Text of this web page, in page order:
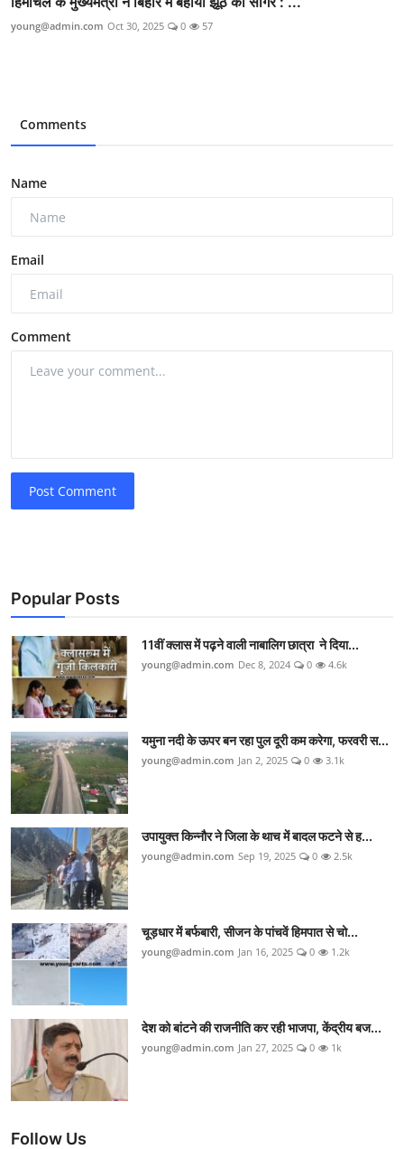
young@admin.com Oct 30, 2025 0 57
Comments
Name
Email
Comment
Post Comment
Popular Posts
11वीं क्लास में पढ़ने वाली नाबालिग छात्रा ने दिया...
young@admin.com Dec 8, 2024 0 4.6k
यमुना नदी के ऊपर बन रहा पुल दूरी कम करेगा, फरवरी स...
young@admin.com Jan 2, 2025 0 3.1k
उपायुक्त किन्नौर ने जिला के थाच में बादल फटने से ह...
young@admin.com Sep 19, 2025 0 2.5k
चूड़धार में बर्फबारी, सीजन के पांचवें हिमपात से चो...
young@admin.com Jan 16, 2025 0 1.2k
देश को बांटने की राजनीति कर रही भाजपा, केंद्रीय बज...
young@admin.com Jan 27, 2025 0 1k
Follow Us